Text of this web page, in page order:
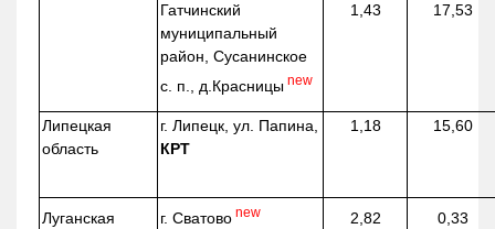
Гатчинский
муниципальный
район, Сусанинское
с. п., д.Красницы new
1,43 17,53
Липецкая
область
г. Липецк, ул. Папина,
КРТ
1,18 15,60
Луганская
г. Сватово new 2,82 0,33